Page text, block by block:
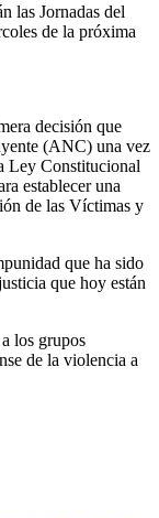
las Jornadas del
de la próxima
decisión que
(ANC) una vez
Ley Constitucional
establecer una
de las Víctimas y
que ha sido
que hoy están
los grupos
de la violencia a